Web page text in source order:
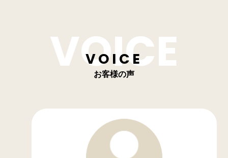
VOICE
お客様の声